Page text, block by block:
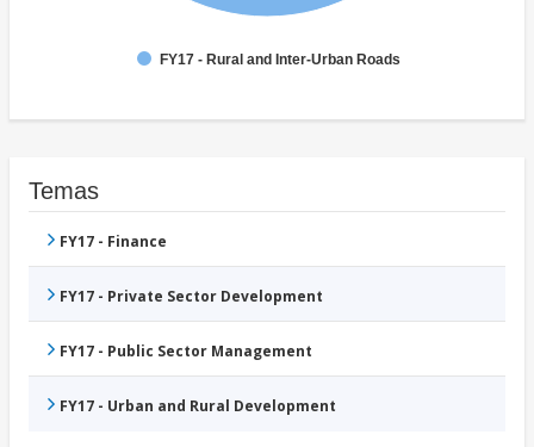
FY17 - Rural and Inter-Urban Roads
Temas
FY17 - Finance
FY17 - Private Sector Development
FY17 - Public Sector Management
FY17 - Urban and Rural Development